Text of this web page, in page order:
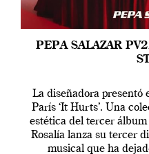
PEPA SALAZAR
La diseñadora presentó
París ‘It Hurts’. Una
estética del tercer
Rosalía lanza su tercer
musical que ha